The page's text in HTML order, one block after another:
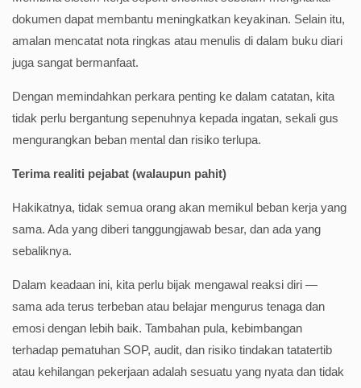
dokumen dapat membantu meningkatkan keyakinan. Selain itu,
amalan mencatat nota ringkas atau menulis di dalam buku diari
juga sangat bermanfaat.
Dengan memindahkan perkara penting ke dalam catatan, kita
tidak perlu bergantung sepenuhnya kepada ingatan, sekali gus
mengurangkan beban mental dan risiko terlupa.
Terima realiti pejabat (walaupun pahit)
Hakikatnya, tidak semua orang akan memikul beban kerja yang
sama. Ada yang diberi tanggungjawab besar, dan ada yang
sebaliknya.
Dalam keadaan ini, kita perlu bijak mengawal reaksi diri —
sama ada terus terbeban atau belajar mengurus tenaga dan
emosi dengan lebih baik. Tambahan pula, kebimbangan
terhadap pematuhan SOP, audit, dan risiko tindakan tatatertib
atau kehilangan pekerjaan adalah sesuatu yang nyata dan tidak